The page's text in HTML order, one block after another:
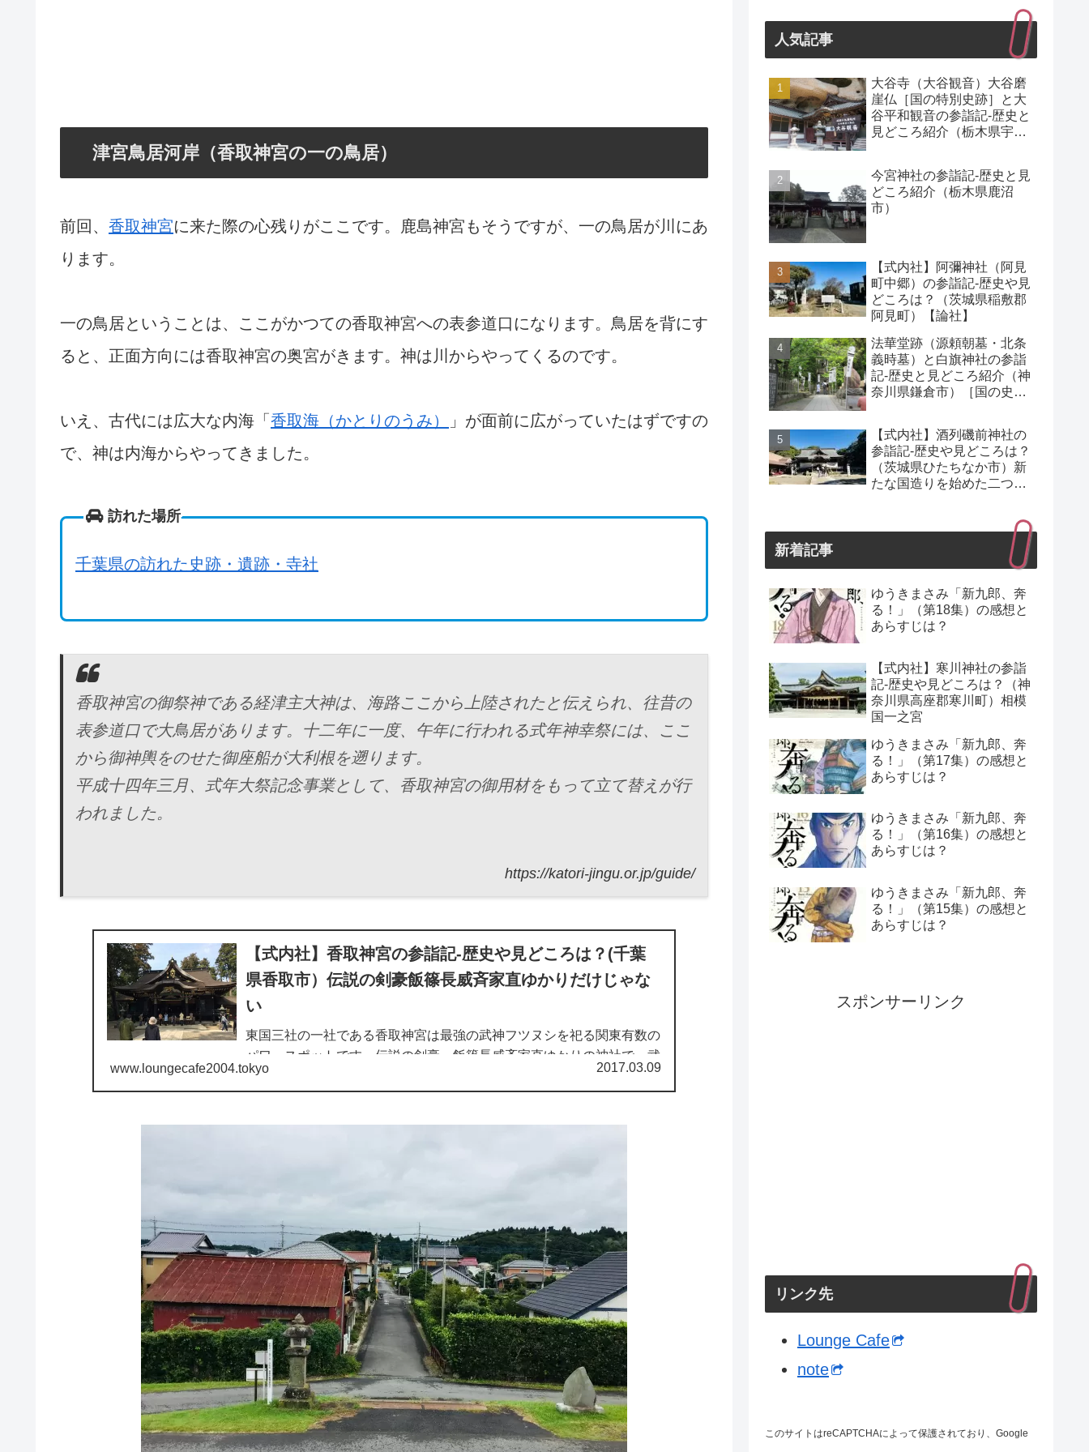
津宮鳥居河岸（香取神宮の一の鳥居）
前回、 香取神宮に来た際の心残りがここです。鹿島神宮もそうですが、一の鳥居が川にあ
ります。
一の鳥居ということは、ここがかつての香取神宮への表参道口になります。鳥居を背にす
ると、正面方向には香取神宮の奥宮がきます。神は川からやってくるのです。
いえ、古代には広大な内海「 香取海（かとりのうみ）
」が面前に広がっていたはずですの
で、神は内海からやってきました。
訪れた場所
千葉県の訪れた史跡・遺跡・寺社
香取神宮の御祭神である経津主大神は、海路ここから上陸されたと伝えられ、往昔の
表参道口で大鳥居があります。十二年に一度、午年に行われる式年神幸祭には、ここ
から御神輿をのせた御座船が大利根を遡ります。
平成十四年三月、式年大祭記念事業として、香取神宮の御用材をもって立て替えが行
われました。
https://katori-jingu.or.jp/guide/
【式内社】香取神宮の参詣記-歴史や見どころは？(千葉
県香取市）伝説の剣豪飯篠長威斉家直ゆかりだけじゃな
い
東国三社の一社である香取神宮は最強の武神フツヌシを祀る関東有数の
パワースポットです。伝説の剣豪・飯篠長威斉家直ゆかりの神社で、武
道の神として信仰されています。日本有数の古社であり、古来より神宮
の名のつく数少ない神社の一つです。
www.loungecafe2004.tokyo 2017.03.09
人気記事
大谷寺（大谷観音）大谷磨
崖仏［国の特別史跡］と大
谷平和観音の参詣記-歴史と
見どころ紹介（栃木県宇都
今宮神社の参詣記-歴史と見
どころ紹介（栃木県鹿沼
市）
【式内社】阿彌神社（阿見
町中郷）の参詣記-歴史や見
どころは？（茨城県稲敷郡
阿見町）【論社】
法華堂跡（源頼朝墓・北条
義時墓）と白旗神社の参詣
記-歴史と見どころ紹介（神
奈川県鎌倉市）［国の史
【式内社】酒列磯前神社の
参詣記-歴史や見どころは？
（茨城県ひたちなか市）新
たな国造りを始めた二つの
新着記事
ゆうきまさみ「新九郎、奔
る！」（第18集）の感想と
あらすじは？
【式内社】寒川神社の参詣
記-歴史や見どころは？（神
奈川県高座郡寒川町）相模
国一之宮
ゆうきまさみ「新九郎、奔
る！」（第17集）の感想と
あらすじは？
ゆうきまさみ「新九郎、奔
る！」（第16集）の感想と
あらすじは？
ゆうきまさみ「新九郎、奔
る！」（第15集）の感想と
あらすじは？
スポンサーリンク
リンク先
Lounge Cafe
note
このサイトはreCAPTCHAによって保護されており、Google